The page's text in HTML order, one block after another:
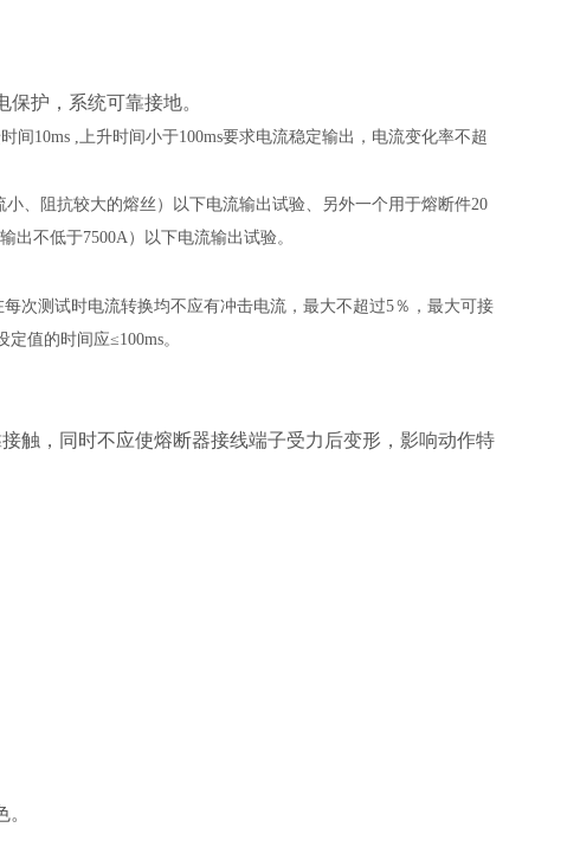
护，系统可靠接地。
间10ms ,上升时间小于100ms要求电流稳定输出，电流变化率不超
、阻抗较大的熔丝）以下电流输出试验、另外一个用于熔断件20
出不低于7500A）以下电流输出试验。
次测试时电流转换均不应有冲击电流，最大不超过5％，最大可接
值的时间应≤100ms。
触，同时不应使熔断器接线端子受力后变形，影响动作特